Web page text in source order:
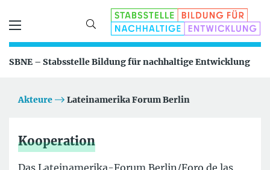
SBNE – Stabsstelle Bildung für nachhaltige Entwicklung
Akteure Lateinamerika Forum Berlin
Kooperation
Das Lateinamerika-Forum Berlin/Foro de las